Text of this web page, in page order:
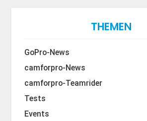
THEMEN
GoPro-News
camforpro-News
camforpro-Teamrider
Tests
Events